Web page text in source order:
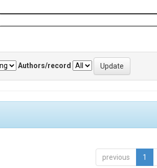
Authors/record
previous 1